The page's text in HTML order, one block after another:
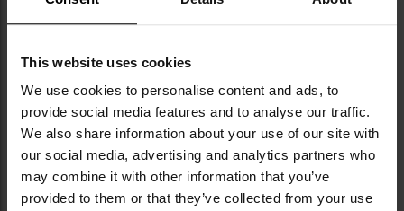
This website uses cookies
We use cookies to personalise content and ads, to
provide social media features and to analyse our traffic.
We also share information about your use of our site with
our social media, advertising and analytics partners who
may combine it with other information that you’ve
provided to them or that they’ve collected from your use
reglanowe rękawy
technologia seamless
Informacja o producencie i bezpieczeństwo